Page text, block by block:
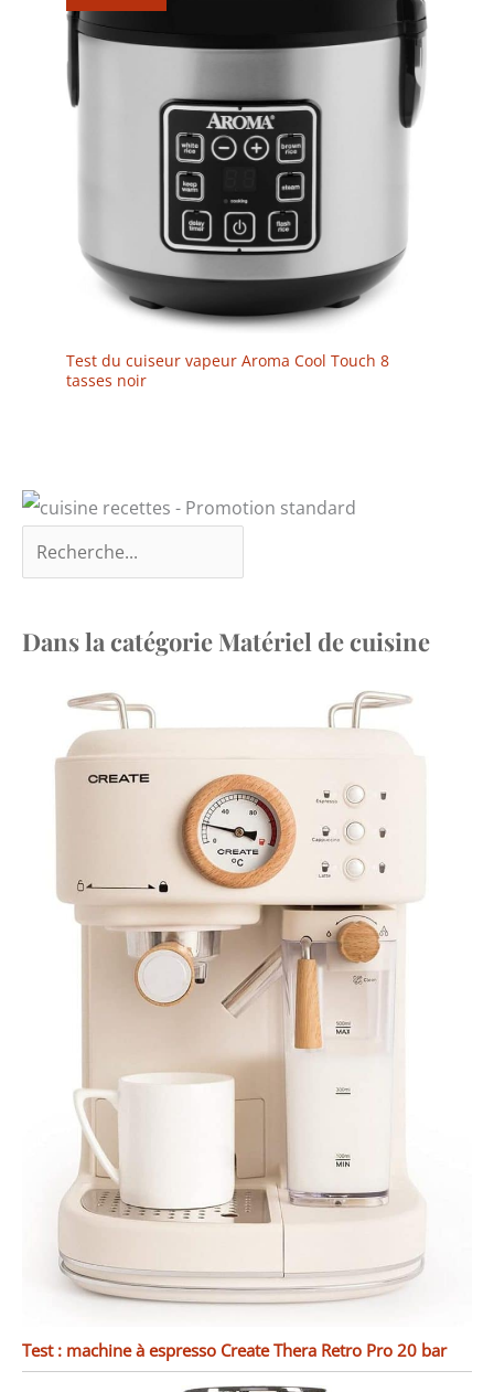
Test du cuiseur vapeur Aroma Cool Touch 8
tasses noir
Dans la catégorie Matériel de cuisine
Test : machine à espresso Create Thera Retro Pro 20 bar